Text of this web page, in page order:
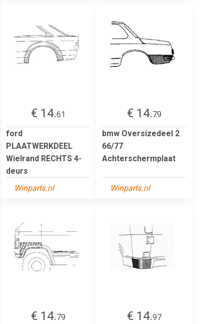
€ 14.61
ford
PLAATWERKDEEL
Wielrand RECHTS 4-
deurs
Winparts.nl
€ 14.79
bmw Oversizedeel 2
66/77
Achterschermplaat
Winparts.nl
€ 14.79
€ 14.97